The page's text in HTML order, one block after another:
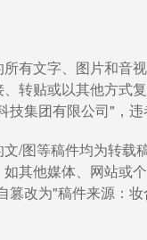
有文字、图片和音
转贴或以其他方式
技集团有限公司"，
/图等稿件均为转载
其他媒体、网站或
篡改为"稿件来源：